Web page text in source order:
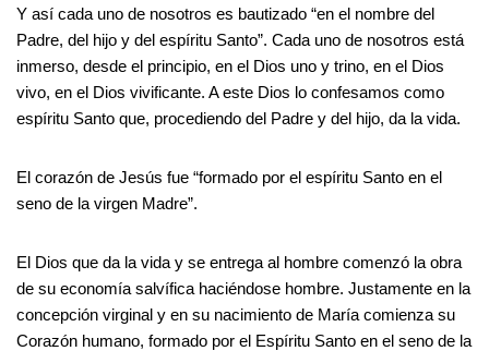
Y así cada uno de nosotros es bautizado “en el nombre del
Padre, del hijo y del espíritu Santo”. Cada uno de nosotros está
inmerso, desde el principio, en el Dios uno y trino, en el Dios
vivo, en el Dios vivificante. A este Dios lo confesamos como
espíritu Santo que, procediendo del Padre y del hijo, da la vida.
El corazón de Jesús fue “formado por el espíritu Santo en el
seno de la virgen Madre”.
El Dios que da la vida y se entrega al hombre comenzó la obra
de su economía salvífica haciéndose hombre. Justamente en la
concepción virginal y en su nacimiento de María comienza su
Corazón humano, formado por el Espíritu Santo en el seno de la